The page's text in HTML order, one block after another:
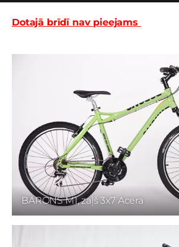
Dotajā brīdī nav pieejams
BARONS M1, zaļš 3x7 Acera